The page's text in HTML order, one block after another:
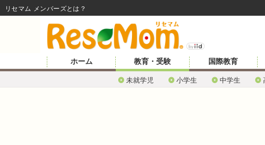
ホーム 教育・受験
未就学児 小学生 中学生
国際教育
リセマム メンバーズ